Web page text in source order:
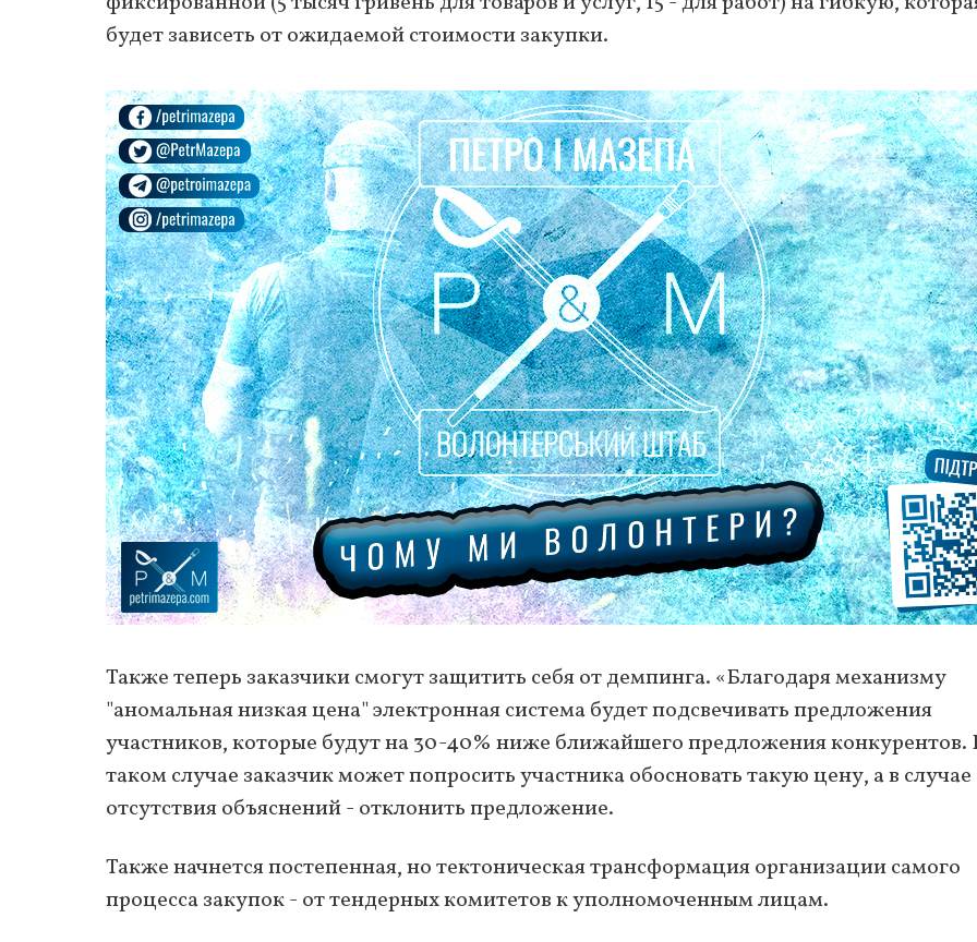
будет зависеть от ожидаемой стоимости закупки.
Также теперь заказчики смогут защитить себя от демпинга. «Благодаря механизму
"аномальная низкая цена" электронная система будет подсвечивать предложения
участников, которые будут на 30-40% ниже ближайшего предложения конкурентов.
таком случае заказчик может попросить участника обосновать такую ​​цену, а в случае
отсутствия объяснений - отклонить предложение.
Также начнется постепенная, но тектоническая трансформация организации самого
процесса закупок - от тендерных комитетов к уполномоченным лицам.